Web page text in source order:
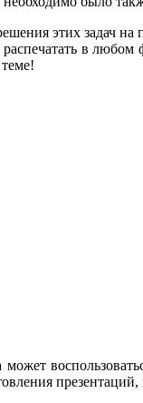
этих задач
в любом